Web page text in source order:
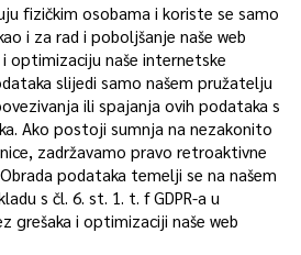
fizičkim osobama i koriste se samo
i za rad i poboljšanje naše web
optimizaciju naše internetske
slijedi samo našem pružatelju
ili spajanja ovih podataka s
Ako postoji sumnja na nezakonito
zadržavamo pravo retroaktivne
podataka temelji se na našem
s čl. 6. st. 1. t. f GDPR-a u
grešaka i optimizaciji naše web